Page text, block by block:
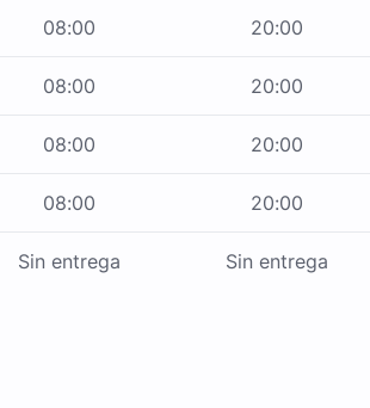
08:00 20:00
08:00 20:00
08:00 20:00
08:00 20:00
Sin entrega Sin entrega